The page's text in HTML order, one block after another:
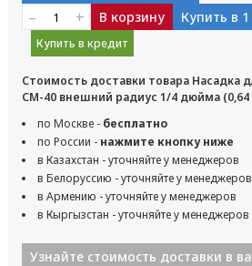
– + В корзину Купить в
Купить в кредит
Стоимость доставки товара Насадка
CM-40 внешний радиус 1/4 дюйма (0,64
по Москве - бесплатно
по России - нажмите кнопку ниже
в Казахстан - уточняйте у менеджеров
в Белоруссию - уточняйте у менеджеров
в Армению - уточняйте у менеджеров
в Кыргызстан - уточняйте у менеджеров
Узнайте стоимость доставки в